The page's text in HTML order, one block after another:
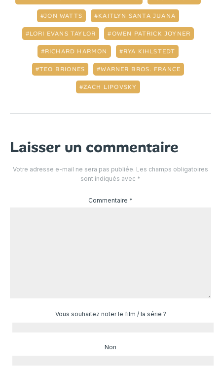
JON WATTS KAITLYN SANTA JUANA
LORI EVANS TAYLOR OWEN PATRICK JOYNER
RICHARD HARMON RYA KIHLSTEDT
TEO BRIONES WARNER BROS. FRANCE
ZACH LIPOVSKY
Laisser un commentaire
Votre adresse e-mail ne sera pas publiée. Les champs obligatoires
sont indiqués avec *
Commentaire *
Vous souhaitez noter le film / la série ?
Non